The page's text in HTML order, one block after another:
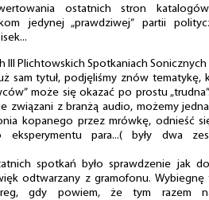
ostatnich stron
jedynej „prawdziwej” partii
III Plichtowskich Spotkaniach Sonicznych
sam tytuł, podjęliśmy znów tematykę,
może się okazać po prostu
związani z branżą audio, możemy
kopanego przez mrówkę, odnieść
eksperymentu para...( były dwa
spotkań było sprawdzenie jak
odtwarzany z gramofonu. Wybiegnę
gdy powiem, że tym razem